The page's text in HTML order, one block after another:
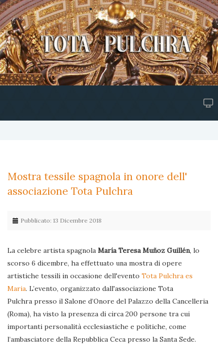
Mostra tessile spagnola in onore dell'
associazione Tota Pulchra
Pubblicato: 13 Dicembre 2018
La celebre artista spagnola María Teresa Muñoz Guillén, lo
scorso 6 dicembre, ha effettuato una mostra di opere
artistiche tessili in occasione dell'evento Tota Pulchra es
Maria. L’evento, organizzato dall'associazione Tota
Pulchra presso il Salone d’Onore del Palazzo della Cancelleria
(Roma), ha visto la presenza di circa 200 persone tra cui
importanti personalità ecclesiastiche e politiche, come
l’ambasciatore della Repubblica Ceca presso la Santa Sede.